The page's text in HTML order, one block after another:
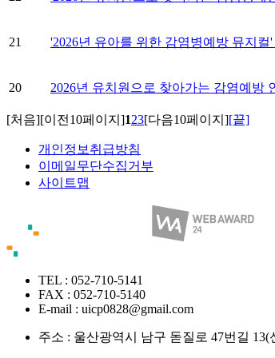
21 '2026년 유아를 위한 감염병예방 뮤지컬
20 2026년 유치원으로 찾아가는 감염예방
[처음][이전10페이지]123[다음10페이지][끝]
개인정보취급방침
이메일무단수집거부
사이트맵
TEL : 052-710-5141
FAX : 052-710-5140
E-mail : uicp0828@gmail.com
주소 : 울산광역시 남구 돋질로 47번길